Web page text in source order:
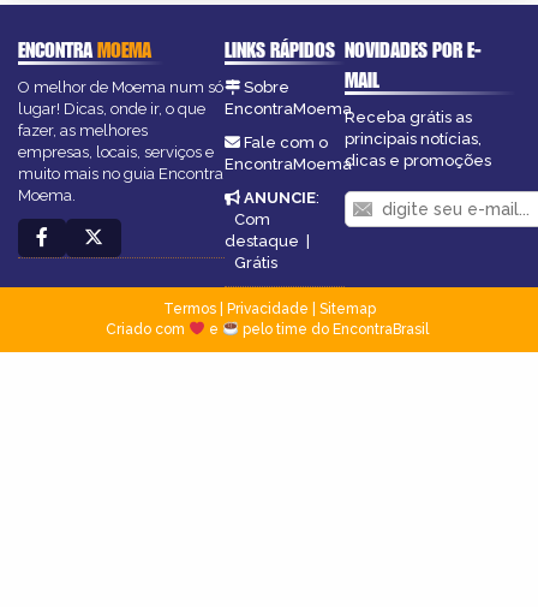
ENCONTRAMOEMA
O melhor de Moema num só
lugar! Dicas, onde ir, o que
fazer, as melhores
empresas, locais, serviços e
muito mais no guia Encontra
Moema.
LINKS RÁPIDOS
Sobre
EncontraMoema
Fale com o
EncontraMoema
ANUNCIE:
Com
destaque
Grátis
NOVIDADES POR E-
MAIL
Receba grátis as
principais notícias,
dicas e promoções
Termos| Privacidade
Sitemap
Criado com
e pelo time do EncontraBrasil